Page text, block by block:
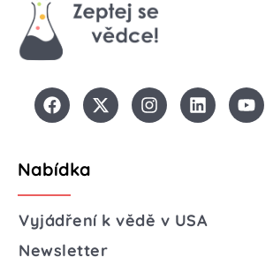
Nabídka
Vyjádření k vědě v USA
Newsletter